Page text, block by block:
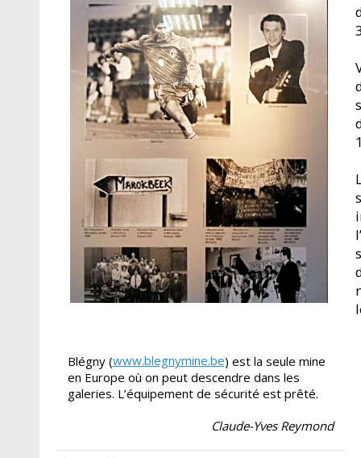
Blégny (www.blegnymine.be) est la seule mine
en Europe où on peut descendre dans les
galeries. L’équipement de sécurité est prêté.
Claude-Yves Reymond